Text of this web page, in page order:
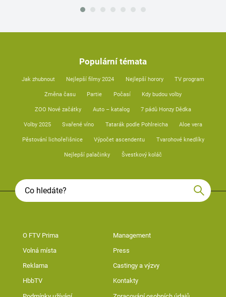
Populární témata
Jak zhubnout Nejlepší filmy 2024 Nejlepší horory TV program
Změna času Partie Počasí Kdy budou volby
ZOO Nové začátky Auto – katalog 7 pádů Honzy Dědka
Volby 2025 Svařené víno Tatarák podle Pohlreicha Aloe vera
Pěstování lichořeřišnice Výpočet ascendentu Tvarohové knedlíky
Nejlepší palačinky Švestkový koláč
O FTV Prima Management
Volná místa Press
Reklama Castingy a výzvy
HbbTV Kontakty